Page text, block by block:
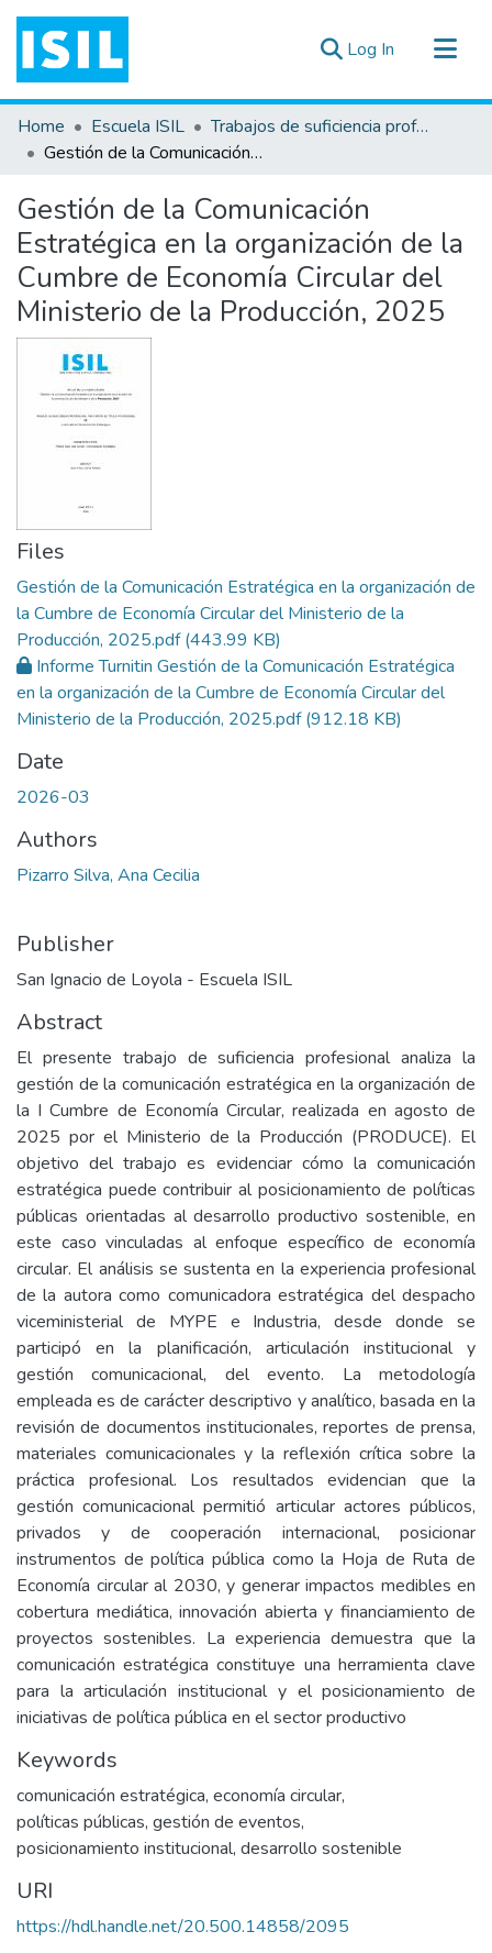
Log In (current)
All of DSpace
Statistics
Documentos ▾
Home Escuela ISIL
Trabajos de suficiencia profesional
Gestión de la Comunicación Estratégica en la organización de la Cumbre de Economía Circular del Ministerio de la Producción, 2025
Gestión de la Comunicación
Estratégica en la organización de la
Cumbre de Economía Circular del
Ministerio de la Producción, 2025
Files
Gestión de la Comunicación Estratégica en la organización de
la Cumbre de Economía Circular del Ministerio de la
Producción, 2025.pdf(443.99 KB)
Informe Turnitin Gestión de la Comunicación Estratégica
en la organización de la Cumbre de Economía Circular del
Ministerio de la Producción, 2025.pdf(912.18 KB)
Date
2026-03
Authors
Pizarro Silva, Ana Cecilia
Publisher
San Ignacio de Loyola - Escuela ISIL
Abstract
El presente trabajo de suficiencia profesional analiza la
gestión de la comunicación estratégica en la organización de
la I Cumbre de Economía Circular, realizada en agosto de
2025 por el Ministerio de la Producción (PRODUCE). El
objetivo del trabajo es evidenciar cómo la comunicación
estratégica puede contribuir al posicionamiento de políticas
públicas orientadas al desarrollo productivo sostenible, en
este caso vinculadas al enfoque específico de economía
circular. El análisis se sustenta en la experiencia profesional
de la autora como comunicadora estratégica del despacho
viceministerial de MYPE e Industria, desde donde se
participó en la planificación, articulación institucional y
gestión comunicacional, del evento. La metodología
empleada es de carácter descriptivo y analítico, basada en la
revisión de documentos institucionales, reportes de prensa,
materiales comunicacionales y la reflexión crítica sobre la
práctica profesional. Los resultados evidencian que la
gestión comunicacional permitió articular actores públicos,
privados y de cooperación internacional, posicionar
instrumentos de política pública como la Hoja de Ruta de
Economía circular al 2030, y generar impactos medibles en
cobertura mediática, innovación abierta y financiamiento de
proyectos sostenibles. La experiencia demuestra que la
comunicación estratégica constituye una herramienta clave
para la articulación institucional y el posicionamiento de
iniciativas de política pública en el sector productivo
Keywords
comunicación estratégica, economía circular,
políticas públicas, gestión de eventos,
posicionamiento institucional, desarrollo sostenible
URI
https://hdl.handle.net/20.500.14858/2095